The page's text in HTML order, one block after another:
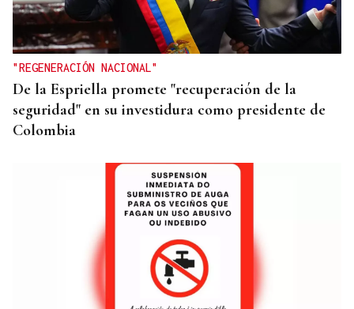
Un herido en la colisión entre dos coches en la
entrada a las termas de Outariz
"REGENERACIÓN NACIONAL"
De la Espriella promete "recuperación de la
seguridad" en su investidura como presidente de
Colombia